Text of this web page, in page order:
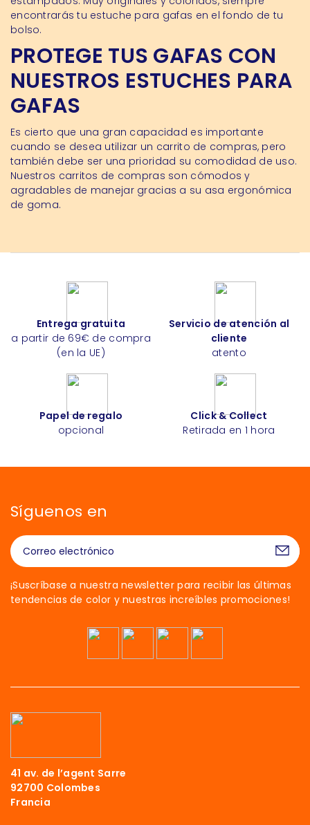
encontrarás tu estuche para gafas en el fondo de tu
bolso.
PROTEGE TUS GAFAS CON
NUESTROS ESTUCHES PARA
GAFAS
Es cierto que una gran capacidad es importante
cuando se desea utilizar un carrito de compras, pero
también debe ser una prioridad su comodidad de uso.
Nuestros carritos de compras son cómodos y
agradables de manejar gracias a su asa ergonómica
de goma.
Entrega gratuita
a partir de 69€ de compra
(en la UE)
Servicio de atención al
cliente
atento
Papel de regalo
opcional
Click & Collect
Retirada en 1 hora
Síguenos en
¡Suscríbase a nuestra newsletter para recibir las últimas
tendencias de color y nuestras increíbles promociones!
41 av. de l’agent Sarre
92700 Colombes
Francia
Somos las cookies
Esperamos a asegurarnos de que
estuvieras interesado en el contenido de
este sitio web antes de molestarte, pero nos encantaría ser tus